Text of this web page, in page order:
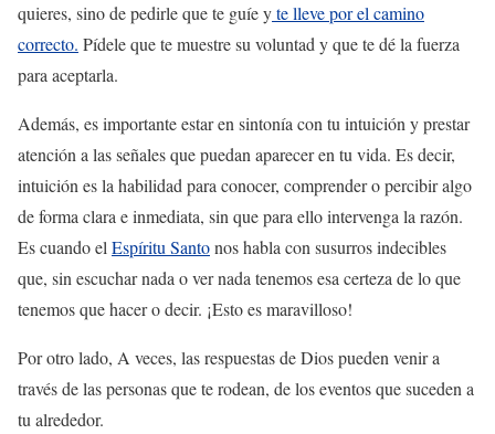
quieres, sino de pedirle que te guíe yte lleve por el camino
correcto. Pídele que te muestre su voluntad y que te dé la fuerza
para aceptarla.
Además, es importante estar en sintonía con tu intuición y prestar
atención a las señales que puedan aparecer en tu vida. Es decir,
intuición es la habilidad para conocer, comprender o percibir algo
de forma clara e inmediata, sin que para ello intervenga la razón.
Es cuando el Espíritu Santonos habla con susurros indecibles
que, sin escuchar nada o ver nada tenemos esa certeza de lo que
tenemos que hacer o decir. ¡Esto es maravilloso!
Por otro lado, A veces, las respuestas de Dios pueden venir a
través de las personas que te rodean, de los eventos que suceden a
tu alrededor.